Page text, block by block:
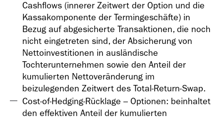
Cashflows (innerer Zeitwert der Option und die
Kassakomponente der Termingeschäfte) in
Bezug auf abgesicherte Transaktionen, die noch
nicht eingetreten sind, der Absicherung von
Nettoinvestitionen in ausländische
Tochterunternehmen sowie den Anteil der
kumulierten Nettoveränderung im
beizulegenden Zeitwert des Total-Return-Swap.
Cost-of-Hedging-Rücklage – Optionen: beinhaltet
den effektiven Anteil der kumulierten